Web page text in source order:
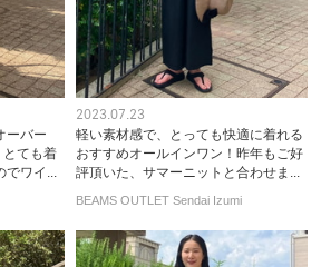
ーバー
ても着
でワイ...
2023.07.23
軽い素材感で、とっても快適に着れる
おすすめオールインワン！昨年もご好
評頂いた、サマーニットと合わせま...
BEAMS OUTLET Sendai Izumi